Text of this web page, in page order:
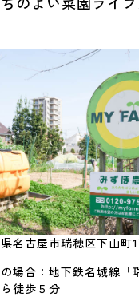
名古屋市瑞穂区下山町
場合：地下鉄名城線「
徒歩５分